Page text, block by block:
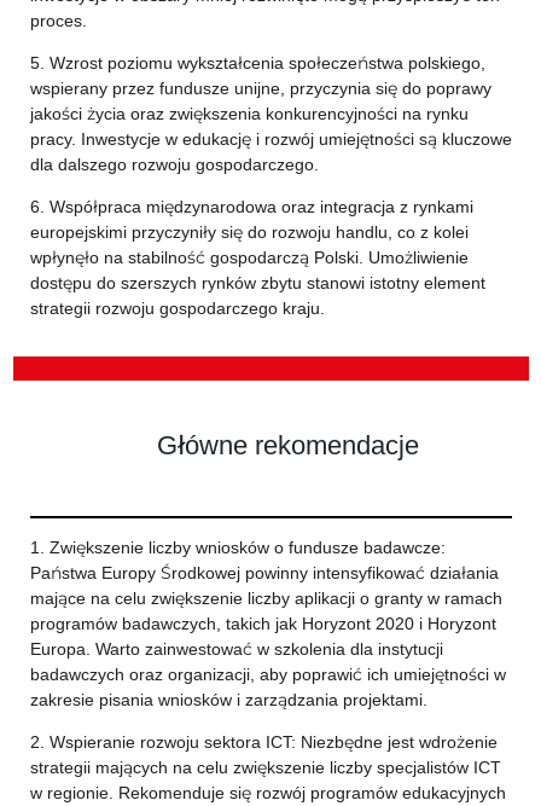
proces.
5. Wzrost poziomu wykształcenia społeczeństwa polskiego,
wspierany przez fundusze unijne, przyczynia się do poprawy
jakości życia oraz zwiększenia konkurencyjności na rynku
pracy. Inwestycje w edukację i rozwój umiejętności są kluczowe
dla dalszego rozwoju gospodarczego.
6. Współpraca międzynarodowa oraz integracja z rynkami
europejskimi przyczyniły się do rozwoju handlu, co z kolei
wpłynęło na stabilność gospodarczą Polski. Umożliwienie
dostępu do szerszych rynków zbytu stanowi istotny element
strategii rozwoju gospodarczego kraju.
Główne rekomendacje
1. Zwiększenie liczby wniosków o fundusze badawcze:
Państwa Europy Środkowej powinny intensyfikować działania
mające na celu zwiększenie liczby aplikacji o granty w ramach
programów badawczych, takich jak Horyzont 2020 i Horyzont
Europa. Warto zainwestować w szkolenia dla instytucji
badawczych oraz organizacji, aby poprawić ich umiejętności w
zakresie pisania wniosków i zarządzania projektami.
2. Wspieranie rozwoju sektora ICT: Niezbędne jest wdrożenie
strategii mających na celu zwiększenie liczby specjalistów ICT
w regionie. Rekomenduje się rozwój programów edukacyjnych